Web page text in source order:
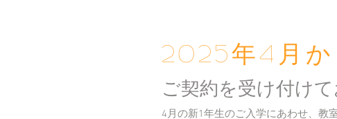
​2025年4月か
ご契約を受け付けて
4月の新1年生のご入学にあわせ、教